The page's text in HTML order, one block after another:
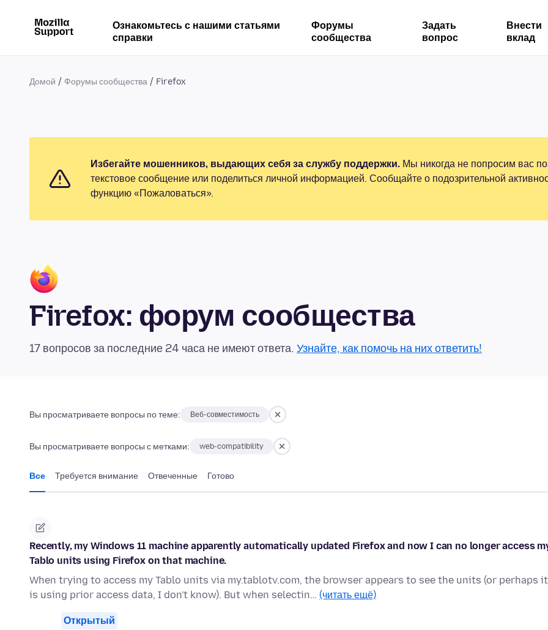
Ознакомьтесь с нашими статьями
справки
Форумы
сообщества
Задать
вопрос
Внести
вклад
Домой Форумы сообщества Firefox
Избегайте мошенников, выдающих себя за службу поддержки. Мы никогда не попросим вас
текстовое сообщение или поделиться личной информацией. Сообщайте о подозрительной
функцию «Пожаловаться».
Firefox: форум сообщества
17 вопросов за последние 24 часа не имеют ответа. Узнайте, как помочь на них ответить!
Вы просматриваете вопросы по теме: Веб-совместимость
Вы просматриваете вопросы с метками: web-compatibility
Все Требуется внимание Отвеченные Готово
Recently, my Windows 11 machine apparently automatically updated Firefox and now I can no longer access
Tablo units using Firefox on that machine.
When trying to access my Tablo units via my.tablotv.com, the browser appears to see the units (or perhaps it
is using prior access data, I don't know). But when selectin… (читать ещё)
Открытый